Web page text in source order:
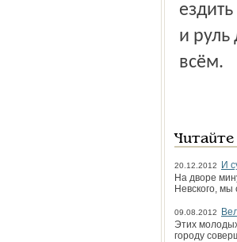
и руль
всём.
20.12.2012
И
На дворе
Невского, мы
09.08.2012
Этих
городу